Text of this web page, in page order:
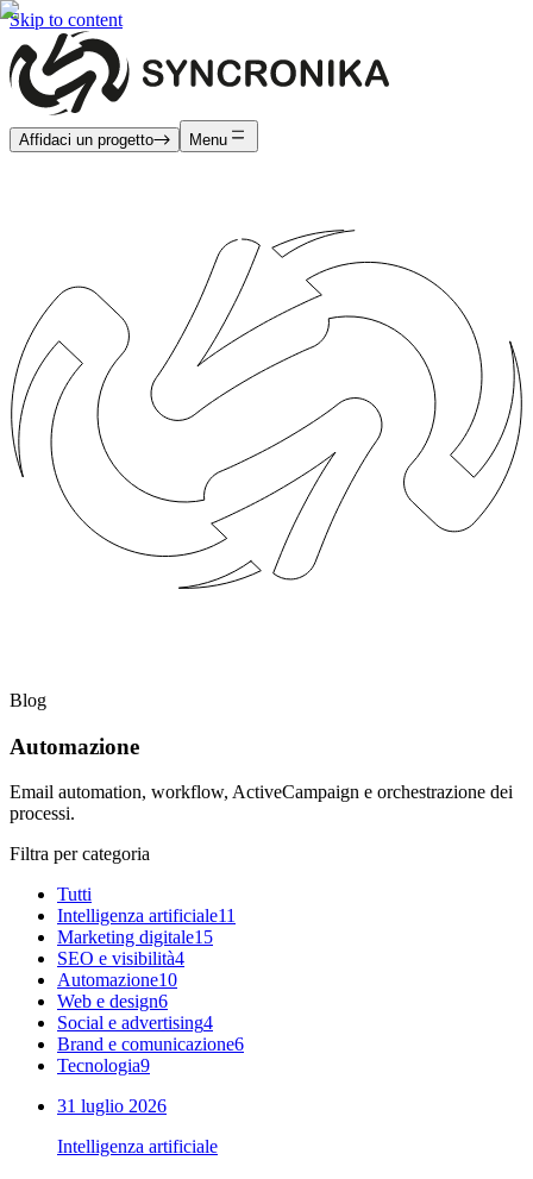
Skip to content
Affidaci un progetto Menu
Blog
Automazione
Email automation, workflow, ActiveCampaign e orchestrazione dei
processi.
Filtra per categoria
Tutti
Intelligenza artificiale11
Marketing digitale15
SEO e visibilità4
Automazione10
Web e design6
Social e advertising4
Brand e comunicazione6
Tecnologia9
31 luglio 2026
Intelligenza artificiale